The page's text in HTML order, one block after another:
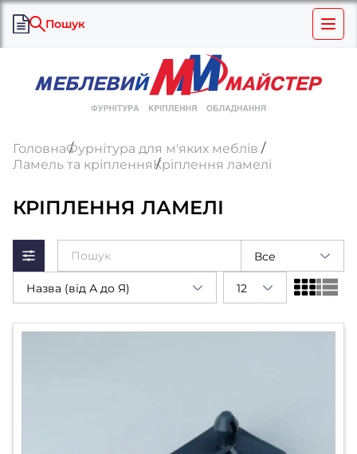
Пошук
ГоловнаФурнітура для м'яких меблів
Ламель та кріплення Кріплення ламелі
КРІПЛЕННЯ ЛАМЕЛІ
Все
Назва (від А до Я) 12